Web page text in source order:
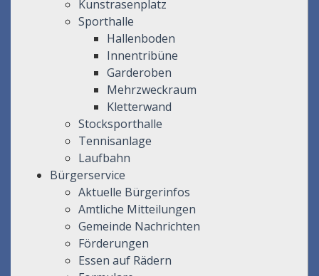
Kunstrasenplatz
Sporthalle
Hallenboden
Innentribüne
Garderoben
Mehrzweckraum
Kletterwand
Stocksporthalle
Tennisanlage
Laufbahn
Bürgerservice
Aktuelle Bürgerinfos
Amtliche Mitteilungen
Gemeinde Nachrichten
Förderungen
Essen auf Rädern